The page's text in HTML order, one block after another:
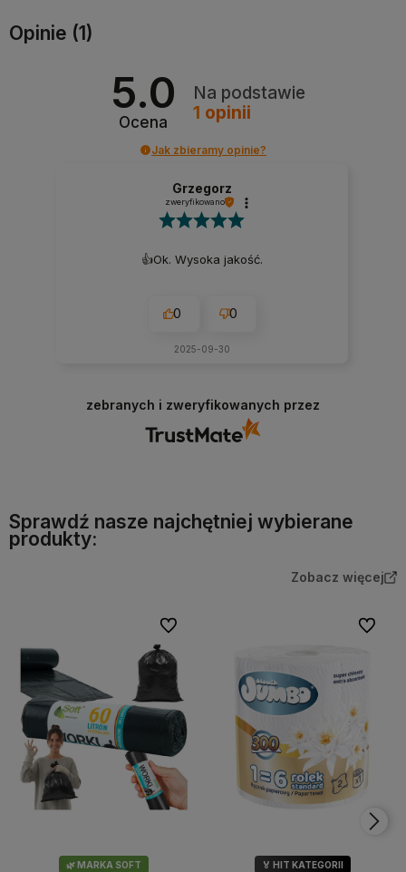
Opinie (1)
5.0
Ocena
Na podstawie
1 opinii
Jak zbieramy opinie?
Grzegorz
zweryfikowano
👍️Ok. Wysoka jakość.
0 0
2025-09-30
zebranych i zweryfikowanych przez
Sprawdź nasze najchętniej wybierane
produkty:
Zobacz więcej
🌿 MARKA SOFT
Do ulubionych
🏅 HIT KATEGORII
Do